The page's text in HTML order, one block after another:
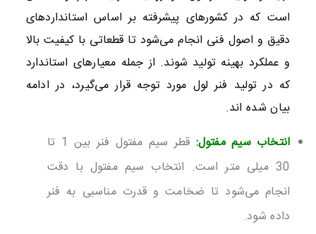
است که در کشورهای پیشرفته بر اساس استانداردهای
دقیق و اصول فنی انجام می‌شود تا قطعاتی با کیفیت بالا
و عملکرد بهینه تولید شوند. از جمله معیارهای استاندارد
که در تولید فنر لول مورد توجه قرار می‌گیرد، در ادامه
بیان شده اند.
انتخاب سیم مفتول:
قطر سیم مفتول فنر بین 1 تا
30 میلی متر است. انتخاب سیم مفتول با دقت
انجام می‌شود تا ضخامت و قدرت مناسبی به فنر
داده شود.